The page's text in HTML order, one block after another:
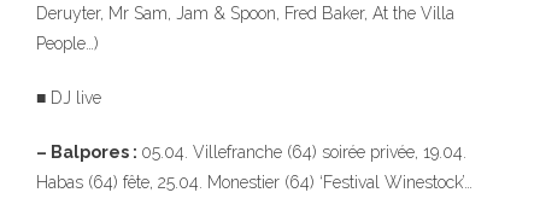
Deruyter, Mr Sam, Jam & Spoon, Fred Baker, At the Villa
People…)
■ DJ live
– Balpores : 05.04. Villefranche (64) soirée privée, 19.04.
Habas (64) fête, 25.04. Monestier (64) ‘Festival Winestock’…